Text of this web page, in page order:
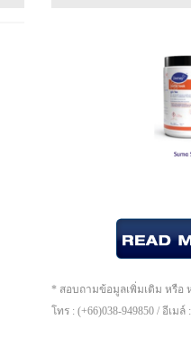
* สอบถามข้อมูลเพิ่มเติม หรือ
โทร : (+66)038-949850 / อีเมล์ :